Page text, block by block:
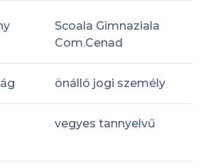
Scoala Gimnaziala
Com.Cenad
önálló jogi személy
vegyes tannyelvű